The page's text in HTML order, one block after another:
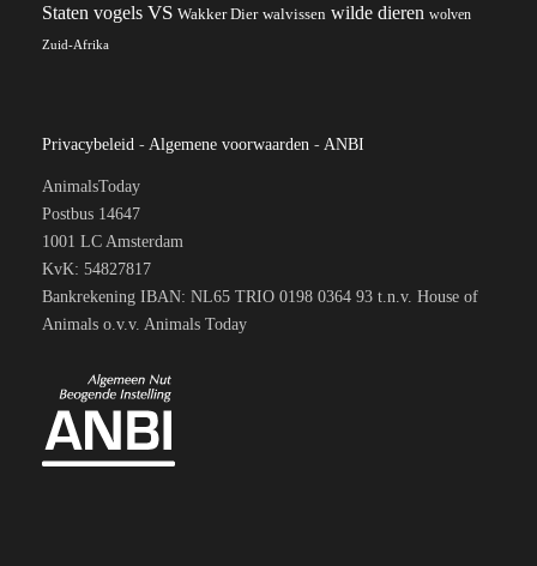
Staten vogels VS Wakker Dier walvissen wilde dieren wolven
Zuid-Afrika
Privacybeleid - Algemene voorwaarden - ANBI
AnimalsToday
Postbus 14647
1001 LC Amsterdam
KvK: 54827817
Bankrekening IBAN: NL65 TRIO 0198 0364 93 t.n.v. House of
Animals o.v.v. Animals Today